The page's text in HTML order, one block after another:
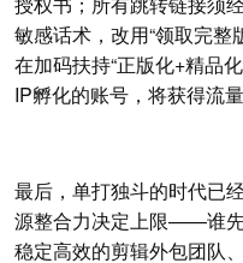
敏感话术，改用“领取完整
在加码扶持“正版化+精品
IP孵化的账号，将获得流
最后，单打独斗的时代已
源整合力决定上限——谁
稳定高效的剪辑外包团队